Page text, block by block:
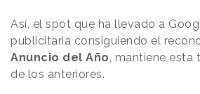
Así, el spot que ha llevado a
publicitaria consiguiendo el
Anuncio del Año , mantiene
de los anteriores.